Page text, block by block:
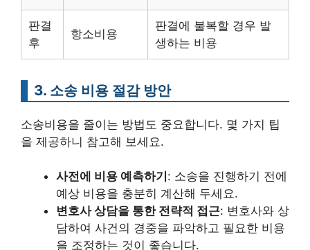
판결
후
항소비용
판결에 불복할 경우 발
생하는 비용
3. 소송 비용 절감 방안
소송비용을 줄이는 방법도 중요합니다. 몇 가지 팁
을 제공하니 참고해 보세요.
사전에 비용 예측하기 : 소송을 진행하기 전에
예상 비용을 충분히 계산해 두세요.
변호사 상담을 통한 전략적 접근: 변호사와 상
담하여 사건의 경중을 파악하고 필요한 비용
을 조정하는 것이 좋습니다.